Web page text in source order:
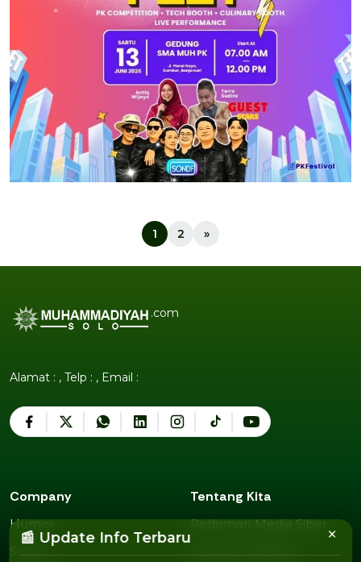
1 2 »
.com
Alamat : , Telp : , Email :
Company
Humor
Humor
Sosok
Tentang Kita
Pedoman Media Siber
Susunan Redaksi
📰 Update Info Terbaru ×